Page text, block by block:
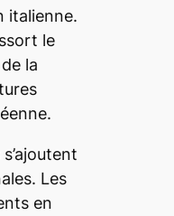
italienne.
le
la
Les
en